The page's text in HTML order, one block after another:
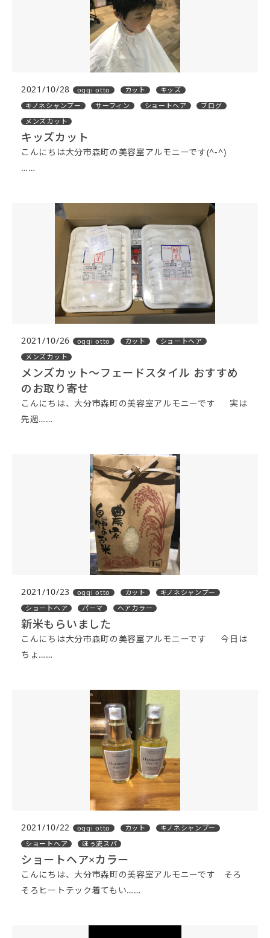
2021/10/28 oggi otto カット
キッズ
キノネシャンプー
サーフィン ショートヘア
ブログ
メンズカット
キッズカット
こんにちは大分市森町の美容室アルモニーです(^-^)
……
2021/10/26 oggi otto カット
ショートヘア
メンズカット
メンズカット〜フェードスタイル おすすめ
のお取り寄せ
こんにちは、大分市森町の美容室アルモニーです 実は
先週……
2021/10/23 oggi otto カット
キノネシャンプー
ショートヘア
パーマ ヘアカラー
新米もらいました
こんにちは大分市森町の美容室アルモニーです 今日は
ちょ……
2021/10/22 oggi otto カット
キノネシャンプー
ショートヘア
ほぅ流スパ
ショートヘア×カラー
こんにちは、大分市森町の美容室アルモニーです そろ
そろヒートテック着てもい……